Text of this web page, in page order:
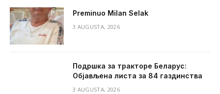
Preminuo Milan Selak
3 AUGUSTA, 2026
Подршка за тракторе Беларус:
Објављена листа за 84 газдинства
3 AUGUSTA, 2026